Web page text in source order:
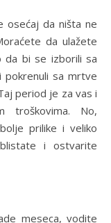
osećaj da ništa ne
da ulažete
da bi se izborili sa
pokrenuli sa mrtve
period je za vas i
troškovima. No,
prilike i veliko
i ostvarite
meseca, vodite